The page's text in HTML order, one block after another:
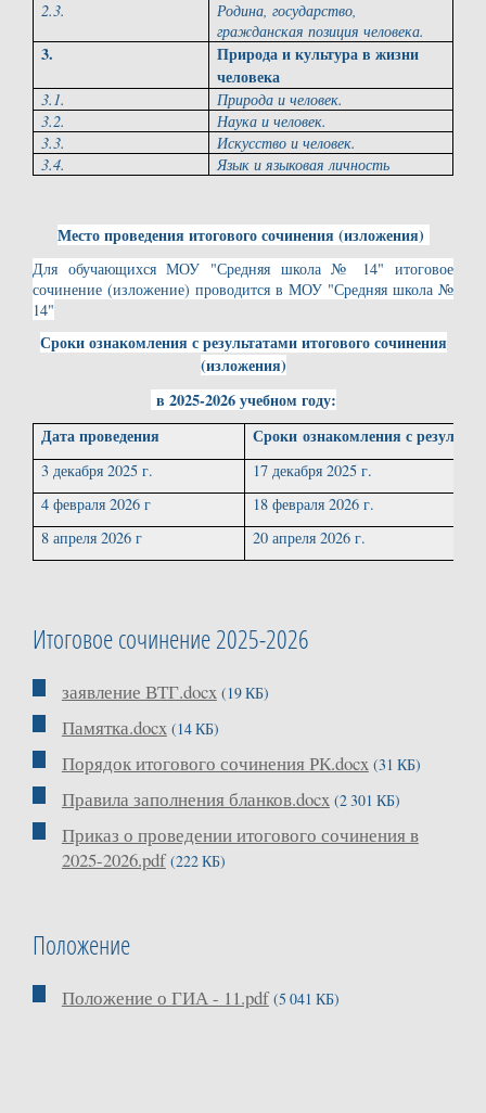
2.3.
Родина, государство,
гражданская позиция человека.
3.
Природа и культура в жизни
человека
3.1.
Природа и человек.
3.2.
Наука и человек.
3.3.
Искусство и человек.
3.4.
Язык и языковая личность
Место проведения итогового сочинения (изложения)
Для обучающихся МОУ "Средняя школа № 14" итоговое
сочинение (изложение) проводится в МОУ "Средняя школа №
14"
Сроки ознакомления с результатами итогового сочинения
(изложения)
в 2025-2026 учебном году:
Дата проведения
Сроки ознакомления с
3 декабря 2025 г.
17 декабря 2025 г.
4 февраля 2026 г
18 февраля 2026 г.
8 апреля 2026 г
20 апреля 2026 г.
Итоговое сочинение 2025-2026
заявление ВТГ.docx (19 КБ)
Памятка.docx (14 КБ)
Порядок итогового сочинения РК.docx (31 КБ)
Правила заполнения бланков.docx (2 301 КБ)
Приказ о проведении итогового сочинения в
2025-2026.pdf (222 КБ)
Положение
Положение о ГИА - 11.pdf (5 041 КБ)